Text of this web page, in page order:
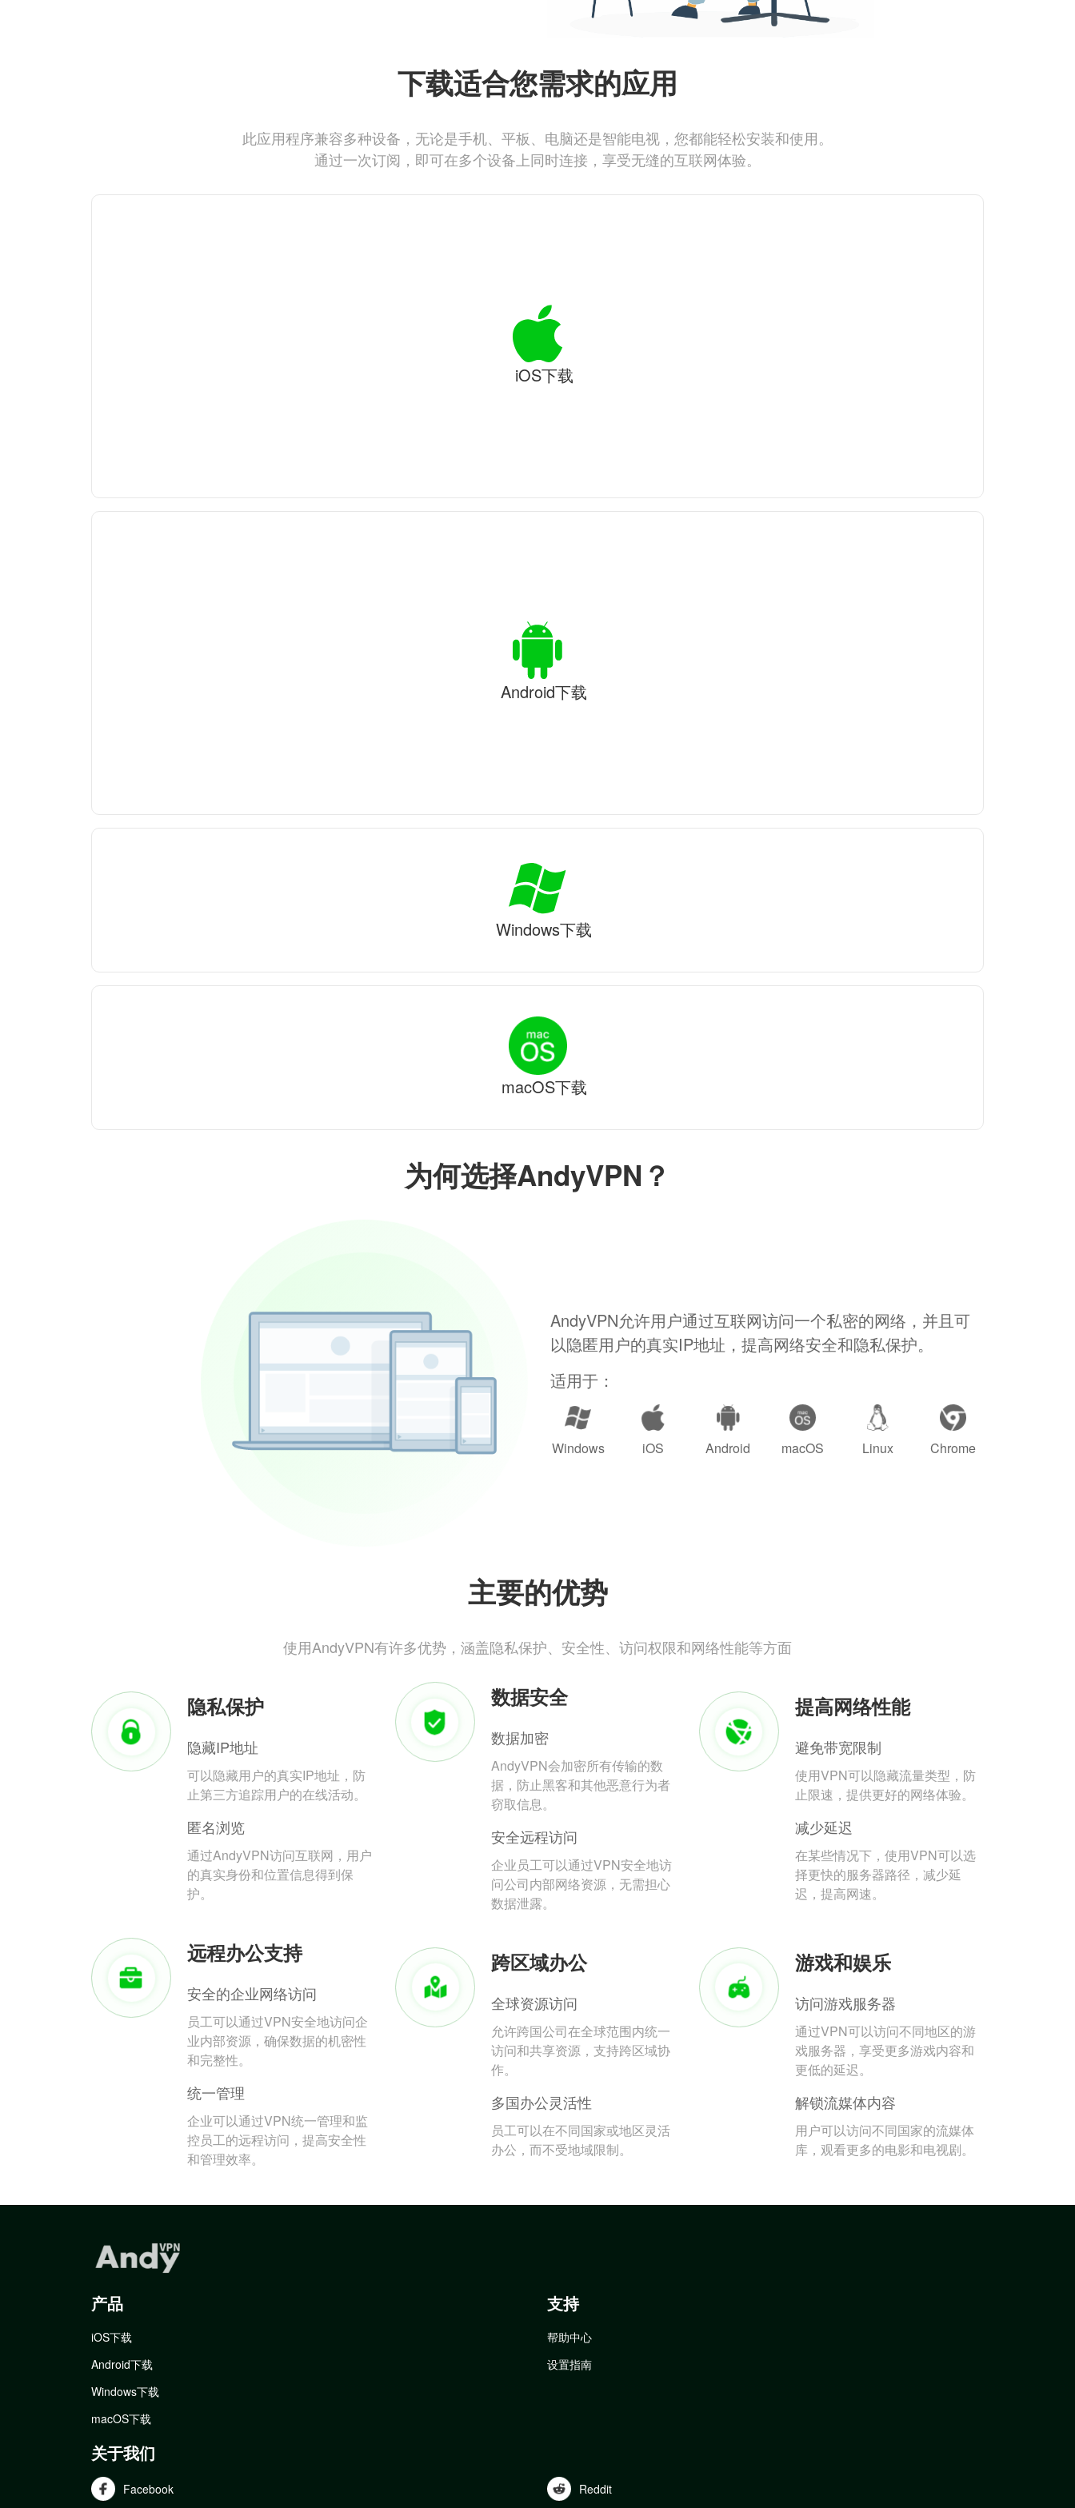
为何选择AndyVPN？
AndyVPN允许用户通过互联网访问一个私密的网络，并且可
以隐匿用户的真实IP地址，提高网络安全和隐私保护。
适用于：
Windows iOS Android macOS Linux Chrome
主要的优势
使用AndyVPN有许多优势，涵盖隐私保护、安全性、访问权限和网络性能等方面
隐私保护
隐藏IP地址
可以隐藏用户的真实IP地址，防
止第三方追踪用户的在线活动。
匿名浏览
通过AndyVPN访问互联网，用户
的真实身份和位置信息得到保
护。
数据安全
数据加密
AndyVPN会加密所有传输的数
据，防止黑客和其他恶意行为者
窃取信息。
安全远程访问
企业员工可以通过VPN安全地访
问公司内部网络资源，无需担心
数据泄露。
提高网络性能
避免带宽限制
使用VPN可以隐藏流量类型，防
止限速，提供更好的网络体验。
减少延迟
在某些情况下，使用VPN可以选
择更快的服务器路径，减少延
迟，提高网速。
远程办公支持
安全的企业网络访问
员工可以通过VPN安全地访问企
业内部资源，确保数据的机密性
和完整性。
统一管理
企业可以通过VPN统一管理和监
控员工的远程访问，提高安全性
和管理效率。
跨区域办公
全球资源访问
允许跨国公司在全球范围内统一
访问和共享资源，支持跨区域协
作。
多国办公灵活性
员工可以在不同国家或地区灵活
办公，而不受地域限制。
游戏和娱乐
访问游戏服务器
通过VPN可以访问不同地区的游
戏服务器，享受更多游戏内容和
更低的延迟。
解锁流媒体内容
用户可以访问不同国家的流媒体
库，观看更多的电影和电视剧。
下载适合您需求的应用
此应用程序兼容多种设备，无论是手机、平板、电脑还是智能电视，您都能轻松安装和使用。
通过一次订阅，即可在多个设备上同时连接，享受无缝的互联网体验。
iOS下载
Android下载
Windows下载
macOS下载
产品
iOS下载
Android下载
Windows下载
macOS下载
支持
帮助中心
设置指南
关于我们
Facebook Reddit